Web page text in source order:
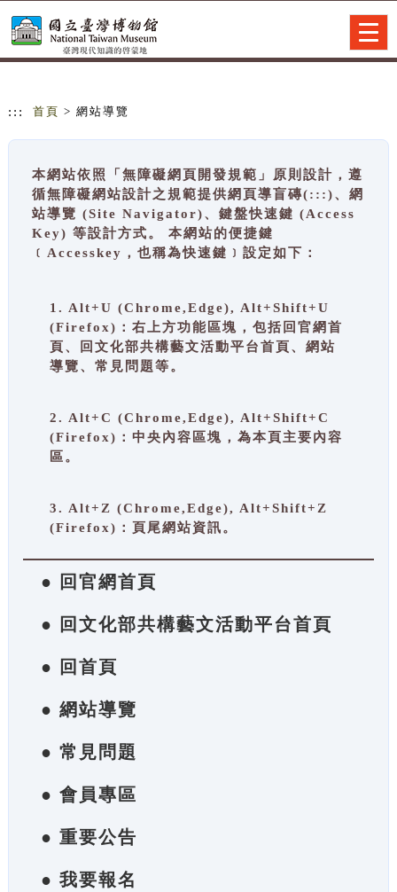
::: 首頁 > 網站導覽
本網站依照「無障礙網頁開發規範」原則設計，遵
循無障礙網站設計之規範提供網頁導盲磚(:::)、網
站導覽 (Site Navigator)、鍵盤快速鍵 (Access
Key) 等設計方式。 本網站的便捷鍵
﹝Accesskey，也稱為快速鍵﹞設定如下：
1. Alt+U (Chrome,Edge), Alt+Shift+U
(Firefox)：右上方功能區塊，包括回官網首
頁、回文化部共構藝文活動平台首頁、網站
導覽、常見問題等。
2. Alt+C (Chrome,Edge), Alt+Shift+C
(Firefox)：中央內容區塊，為本頁主要內容
區。
3. Alt+Z (Chrome,Edge), Alt+Shift+Z
(Firefox)：頁尾網站資訊。
● 回官網首頁
● 回文化部共構藝文活動平台首頁
● 回首頁
● 網站導覽
● 常見問題
● 會員專區
● 重要公告
● 我要報名